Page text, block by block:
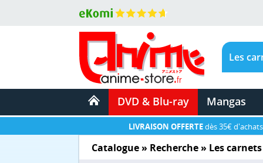
DVD & Blu-ray Mangas
LIVRAISON OFFERTEdès 35€
Catalogue» Recherche » Les